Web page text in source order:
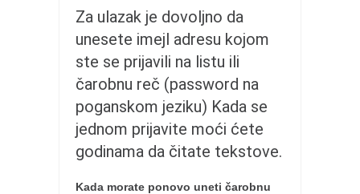
Okinava karate
moje beleške
istorija karatea
bubishi
kihon
Za ulazak je dovoljno da
unesete imejl adresu kojom
ste se prijavili na listu ili
čarobnu reč (password na
poganskom jeziku) Kada se
jednom prijavite moći ćete
godinama da čitate tekstove.
Kada morate ponovo uneti čarobnu